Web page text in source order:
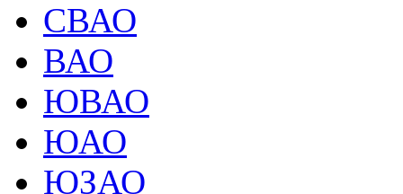
СВАО
ВАО
ЮВАО
ЮАО
ЮЗАО